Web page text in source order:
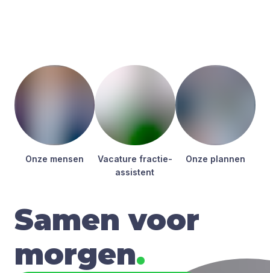
Onze men­sen
Vaca­tu­re frac­tie­
as­sis­tent
Onze plan­nen
Samen voor
morgen.